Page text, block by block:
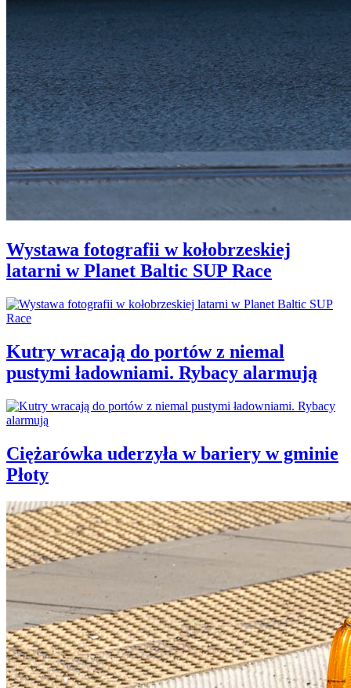
Wystawa fotografii w kołobrzeskiej
latarni w Planet Baltic SUP Race
Kutry wracają do portów z niemal
pustymi ładowniami. Rybacy alarmują
Ciężarówka uderzyła w bariery w gminie
Płoty